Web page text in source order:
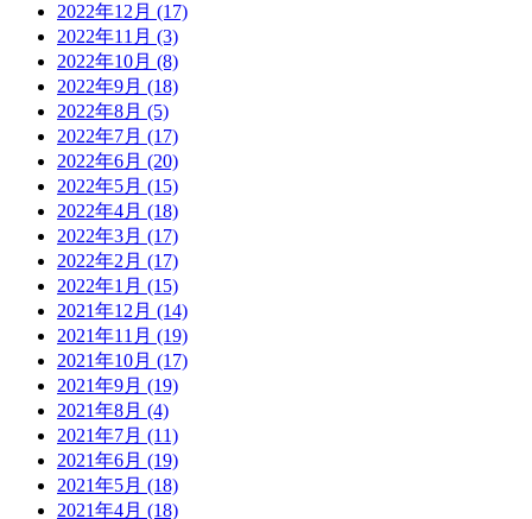
2022年12月 (17)
2022年11月 (3)
2022年10月 (8)
2022年9月 (18)
2022年8月 (5)
2022年7月 (17)
2022年6月 (20)
2022年5月 (15)
2022年4月 (18)
2022年3月 (17)
2022年2月 (17)
2022年1月 (15)
2021年12月 (14)
2021年11月 (19)
2021年10月 (17)
2021年9月 (19)
2021年8月 (4)
2021年7月 (11)
2021年6月 (19)
2021年5月 (18)
2021年4月 (18)